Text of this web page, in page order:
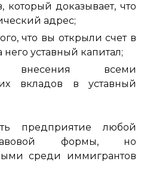
который доказывает, что
адрес;
что вы открыли счет в
уставный капитал;
внесения всеми
вкладов в уставный
предприятие любой
правовой формы, но
среди иммигрантов